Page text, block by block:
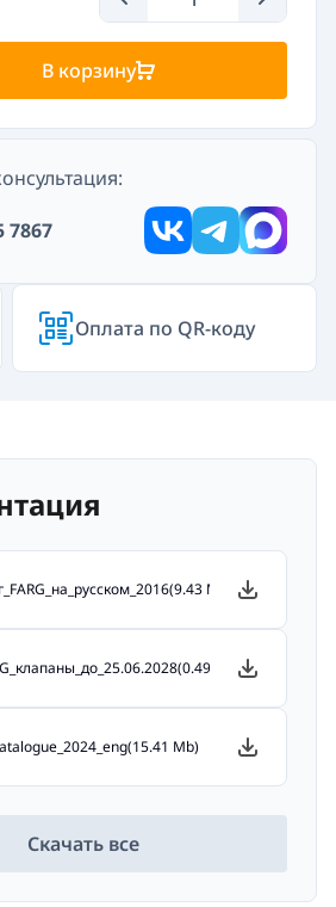
В корзину
7867
Оплата по QR-коду
Mb)
Mb)
Mb)
Скачать все